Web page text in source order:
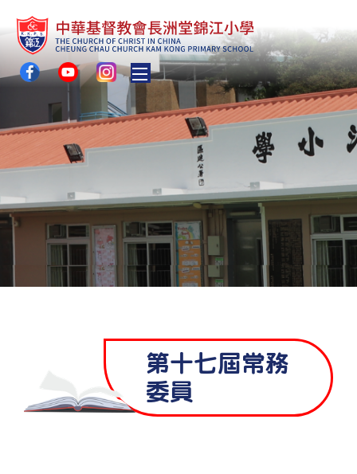
Toggle main menu visibility
第十七屆常務
委員